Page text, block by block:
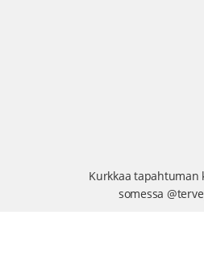
Kurkkaa tapahtuman
somessa